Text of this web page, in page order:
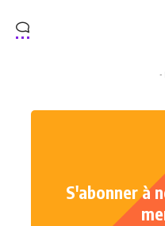
-
S'abonner à